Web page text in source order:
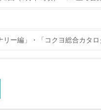
標や計画を立てている
ー編」・「コクヨ総合カタロ